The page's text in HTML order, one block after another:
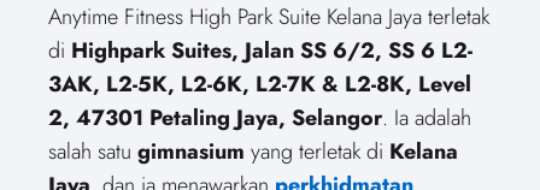
Anytime Fitness High Park Suite Kelana Jaya terletak
di Highpark Suites, Jalan SS 6/2, SS 6 L2-
3AK, L2-5K, L2-6K, L2-7K & L2-8K, Level
2, 47301 Petaling Jaya, Selangor. Ia adalah
salah satu gimnasium yang terletak di Kelana